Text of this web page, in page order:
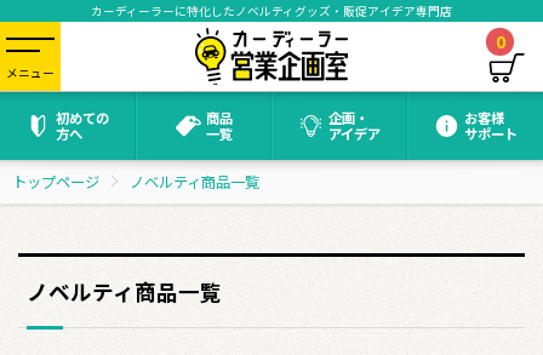
カーディーラーに特化したノベルティグッズ・販促アイデア専門店
メニュー
0
初めての
方へ
商品
一覧
企画・
アイデア
お客様
サポート
トップページ ノベルティ商品一覧
ノベルティ商品一覧